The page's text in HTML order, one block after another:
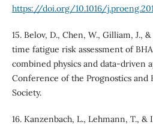
https://doi.org/10.1016/
15. Belov, D., Chen, W., Gilliam, J.,
time fatigue risk assessment of
combined physics and data-driven
Conference of the Prognostics and
Society.
16. Kanzenbach, L., Lehmann, T.,